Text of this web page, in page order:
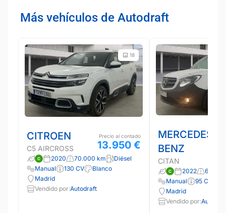
Más vehículos de Autodraft
18
CITROEN
C5 AIRCROSS
Precio al contado
13.950 €
2020 70.000 km
Diésel
Manual
130 CV
Blanco
Madrid
Vendido por:Autodraft
MERCEDES-
BENZ
CITAN
2022
Manual
95 CV
Madrid
Vendido por: